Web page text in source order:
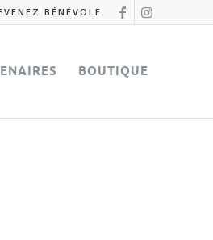
BÉNÉVOLE
BOUTIQUE